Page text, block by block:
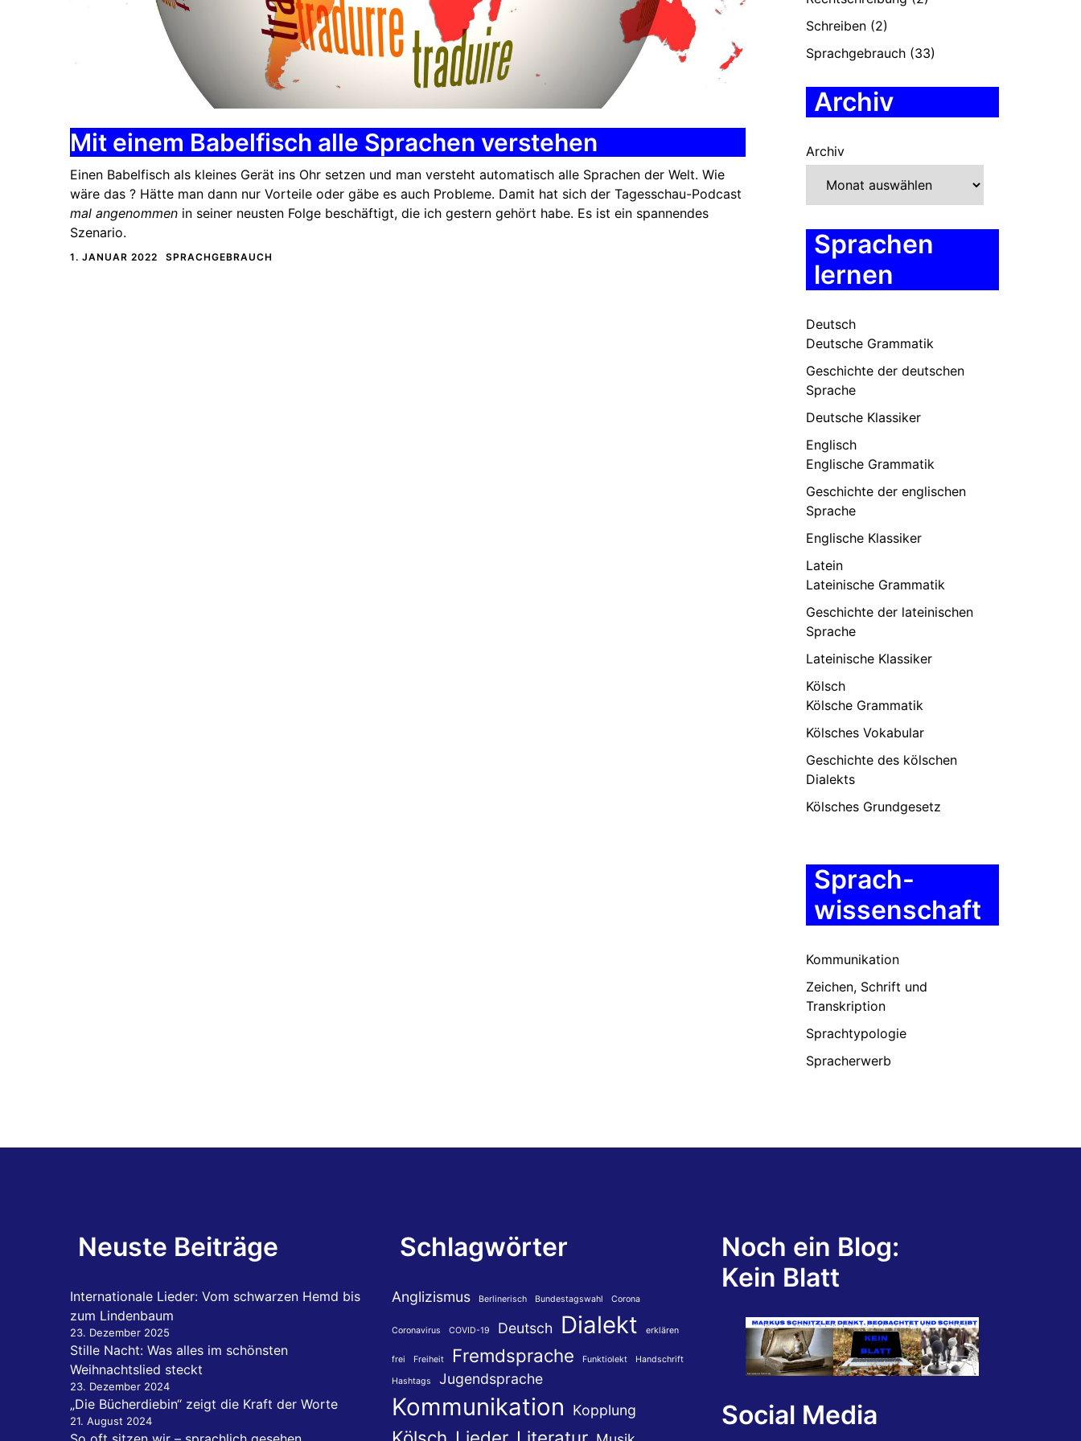
Mit einem Babelfisch alle Sprachen verstehen
Einen Babelfisch als kleines Gerät ins Ohr setzen und man versteht automatisch alle Sprachen der Welt. Wie
wäre das ? Hätte man dann nur Vorteile oder gäbe es auch Probleme. Damit hat sich der Tagesschau-Podcast
mal angenommen in seiner neusten Folge beschäftigt, die ich gestern gehört habe. Es ist ein spannendes
Szenario.
1. JANUAR 2022 SPRACHGEBRAUCH
Schreiben (2)
Sprachgebrauch (33)
Archiv
Archiv
Sprachen
lernen
Deutsch
Deutsche Grammatik
Geschichte der deutschen
Sprache
Deutsche Klassiker
Englisch
Englische Grammatik
Geschichte der englischen
Sprache
Englische Klassiker
Latein
Lateinische Grammatik
Geschichte der lateinischen
Sprache
Lateinische Klassiker
Kölsch
Kölsche Grammatik
Kölsches Vokabular
Geschichte des kölschen
Dialekts
Kölsches Grundgesetz
Sprach-
wissenschaft
Kommunikation
Zeichen, Schrift und
Transkription
Sprachtypologie
Spracherwerb
Neuste Beiträge
Internationale Lieder: Vom schwarzen Hemd bis
zum Lindenbaum
23. Dezember 2025
Stille Nacht: Was alles im schönsten
Weihnachtslied steckt
23. Dezember 2024
„Die Bücherdiebin“ zeigt die Kraft der Worte
21. August 2024
Schlagwörter
Anglizismus Berlinerisch Bundestagswahl Corona
Coronavirus COVID-19 Deutsch Dialekt erklären
frei Freiheit Fremdsprache Funktiolekt Handschrift
Hashtags Jugendsprache
Kommunikation Kopplung
Noch ein Blog:
Kein Blatt
Social Media